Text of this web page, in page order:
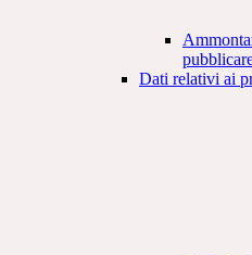
Dati relativi ai